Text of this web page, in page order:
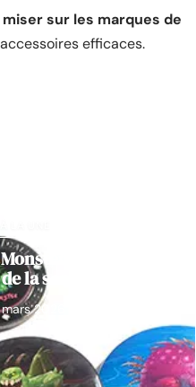
sur les marques de
efficaces.
notre jeu de
la semaine
2026